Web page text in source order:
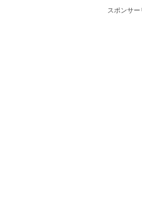
スポンサー